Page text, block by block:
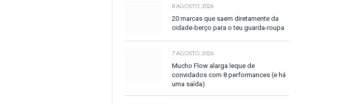
8 AGOSTO, 2026
20 marcas que saem diretamente da
cidade-berço para o teu guarda-roupa
7 AGOSTO, 2026
Mucho Flow alarga leque de
convidados com 8 performances (e há
uma saída)